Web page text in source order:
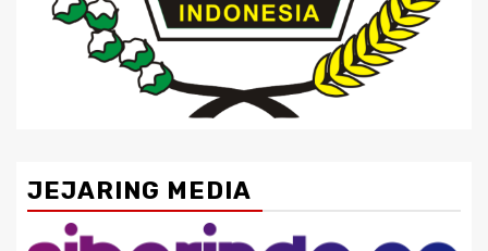
JEJARING MEDIA